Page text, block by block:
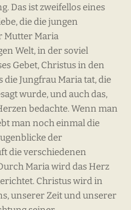
Das ist zweifellos eines
die die jungen
Mutter Maria
Welt, in der soviel
Gebet, Christus in den
die Jungfrau Maria tat, die
wurde, und auch das,
bedachte. Wenn man
man noch einmal die
der
die verschiedenen
Maria wird das Herz
Christus wird in
unserer Zeit und unserer